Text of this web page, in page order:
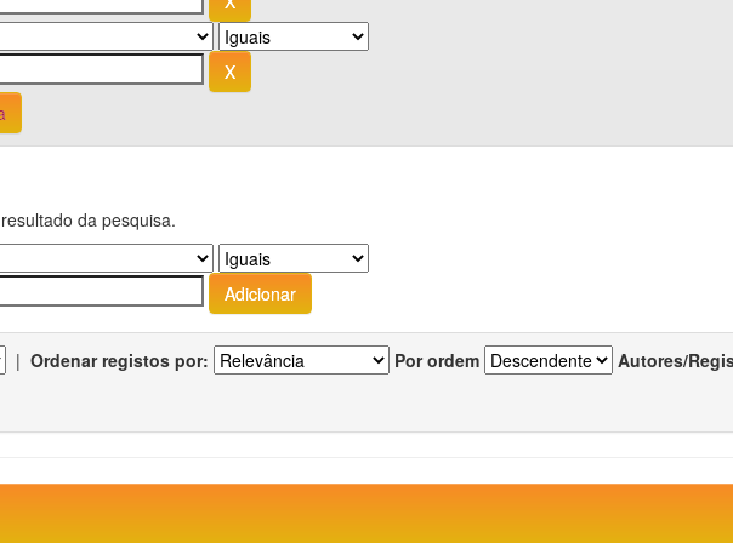
da pesquisa.
| Ordenar registos por: Por ordem Autores/